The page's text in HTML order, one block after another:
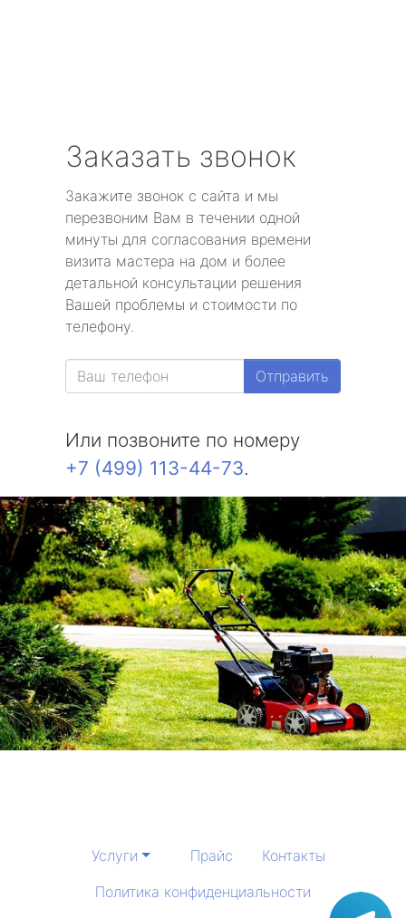
Заказать звонок
Закажите звонок с сайта и мы
перезвоним Вам в течении одной
минуты для согласования времени
визита мастера на дом и более
детальной консультации решения
Вашей проблемы и стоимости по
телефону.
Отправить
Или позвоните по номеру
+7 (499) 113-44-73.
Услуги Прайс
Контакты
Политика конфиденциальности